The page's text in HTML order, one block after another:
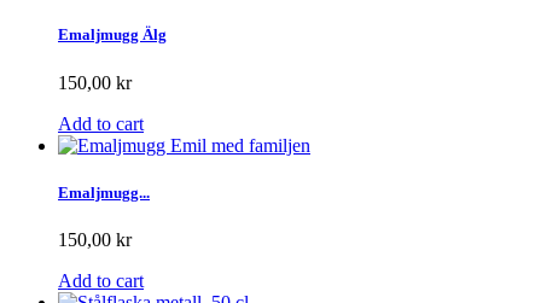
Emaljmugg Älg
150,00 kr
Add to cart
Emaljmugg...
150,00 kr
Add to cart